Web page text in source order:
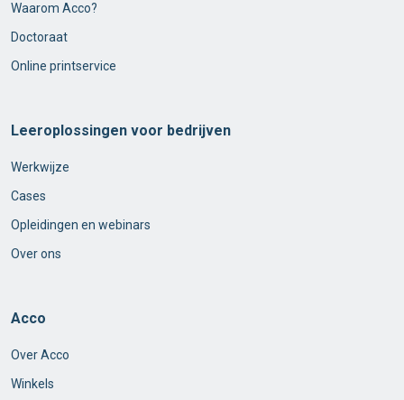
Waarom Acco?
Doctoraat
Online printservice
Leeroplossingen voor bedrijven
Werkwijze
Cases
Opleidingen en webinars
Over ons
Acco
Over Acco
Winkels